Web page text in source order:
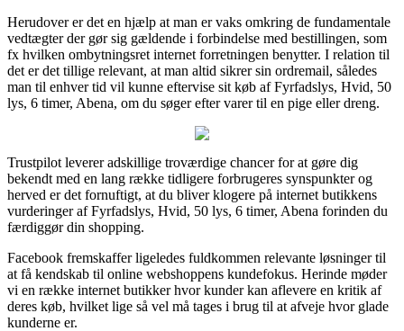
Herudover er det en hjælp at man er vaks omkring de fundamentale
vedtægter der gør sig gældende i forbindelse med bestillingen, som
fx hvilken ombytningsret internet forretningen benytter. I relation til
det er det tillige relevant, at man altid sikrer sin ordremail, således
man til enhver tid vil kunne eftervise sit køb af Fyrfadslys, Hvid, 50
lys, 6 timer, Abena, om du søger efter varer til en pige eller dreng.
Trustpilot leverer adskillige troværdige chancer for at gøre dig
bekendt med en lang række tidligere forbrugeres synspunkter og
herved er det fornuftigt, at du bliver klogere på internet butikkens
vurderinger af Fyrfadslys, Hvid, 50 lys, 6 timer, Abena forinden du
færdiggør din shopping.
Facebook fremskaffer ligeledes fuldkommen relevante løsninger til
at få kendskab til online webshoppens kundefokus. Herinde møder
vi en række internet butikker hvor kunder kan aflevere en kritik af
deres køb, hvilket lige så vel må tages i brug til at afveje hvor glade
kunderne er.